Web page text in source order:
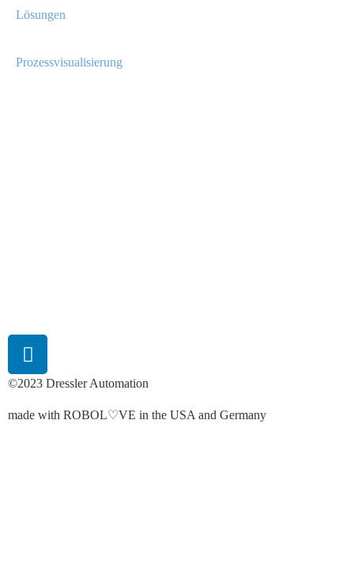
Lösungen
Prozessvisualisierung
©2023 Dressler Automation
made with ROBOL♡VE in the USA and Germany